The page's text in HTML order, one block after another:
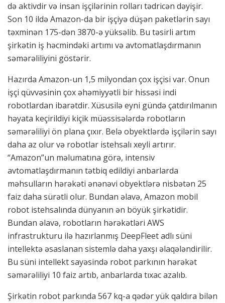
də aktivdir və insan işçilərinin rolları tədricən dəyişir.
Son 10 ildə Amazon-da bir işçiyə düşən paketlərin sayı
təxminən 175-dən 3870-ə yüksəlib. Bu təsirli artım
şirkətin iş həcmindəki artımı və avtomatlaşdırmanın
səmərəliliyini göstərir.
Hazırda Amazon-un 1,5 milyondan çox işçisi var. Onun
işçi qüvvəsinin çox əhəmiyyətli bir hissəsi indi
robotlardan ibarətdir. Xüsusilə eyni gündə çatdırılmanın
həyata keçirildiyi kiçik müəssisələrdə robotların
səmərəliliyi ön plana çıxır. Belə obyektlərdə işçilərin sayı
daha az olur və robotlar istehsalı xeyli artırır.
“Amazon”un məlumatına görə, intensiv
avtomatlaşdırmanın tətbiq edildiyi anbarlarda
məhsulların hərəkəti ənənəvi obyektlərə nisbətən 25
faiz daha sürətli olur. Bundan əlavə, Amazon mobil
robot istehsalında dünyanın ən böyük şirkətidir.
Bundan əlavə, robotların hərəkətləri AWS
infrastrukturu ilə hazırlanmış DeepFleet adlı süni
intellektə əsaslanan sistemlə daha yaxşı əlaqələndirilir.
Bu süni intellekt sayəsində robot parkının hərəkət
səmərəliliyi 10 faiz artıb, anbarlarda tıxac azalıb.
Şirkətin robot parkında 567 kq-a qədər yük qaldıra bilən